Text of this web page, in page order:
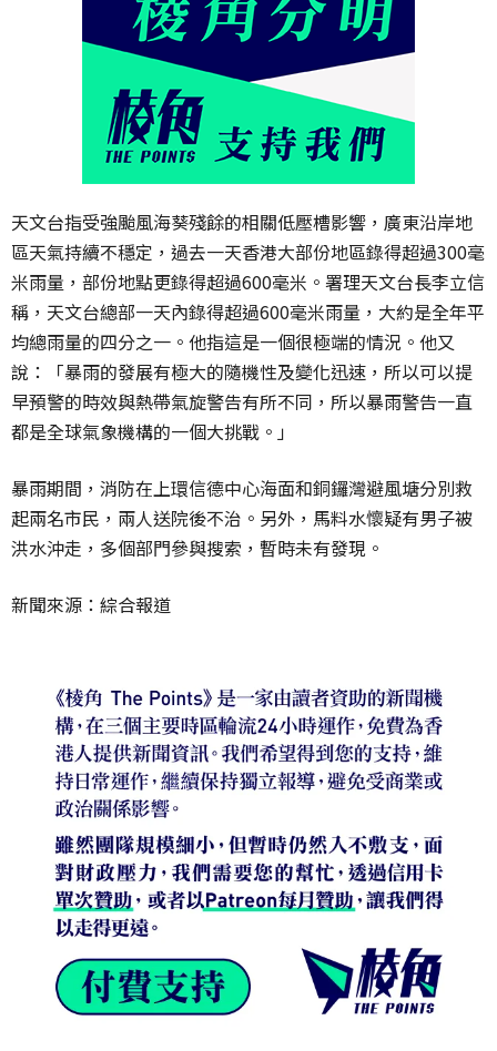
天文台指受強颱風海葵殘餘的相關低壓槽影響，廣東沿岸地
區天氣持續不穩定，過去一天香港大部份地區錄得超過300毫
米雨量，部份地點更錄得超過600毫米。署理天文台長李立信
稱，天文台總部一天內錄得超過600毫米雨量，大約是全年平
均總雨量的四分之一。他指這是一個很極端的情況。他又
說：「暴雨的發展有極大的隨機性及變化迅速，所以可以提
早預警的時效與熱帶氣旋警告有所不同，所以暴雨警告一直
都是全球氣象機構的一個大挑戰。」
暴雨期間，消防在上環信德中心海面和銅鑼灣避風塘分別救
起兩名市民，兩人送院後不治。另外，馬料水懷疑有男子被
洪水沖走，多個部門參與搜索，暫時未有發現。
新聞來源：綜合報道